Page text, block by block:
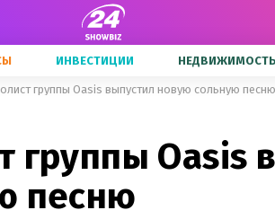
ИНВЕСТИЦИИ НЕДВИЖИМОСТЬ
группы Oasis выпустил новую сольную песню
группы Oasis
песню